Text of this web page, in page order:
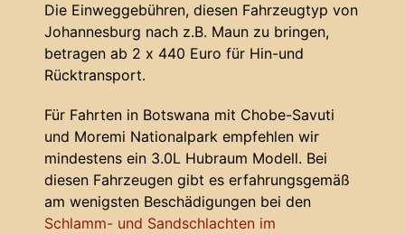
Die Einweggebühren, diesen Fahrzeugtyp von
Johannesburg nach z.B. Maun zu bringen,
betragen ab 2 x 440 Euro für Hin-und
Rücktransport.
Für Fahrten in Botswana mit Chobe-Savuti
und Moremi Nationalpark empfehlen wir
mindestens ein 3.0L Hubraum Modell. Bei
diesen Fahrzeugen gibt es erfahrungsgemäß
am wenigsten Beschädigungen bei den
Schlamm- und Sandschlachten im